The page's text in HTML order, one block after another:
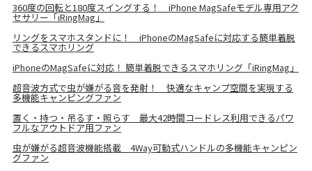
360度の回転と180度スイングする！ iPhone MagSafeモデル専用アク
セサリー「iRingMag」
リングをスマホスタンドに！ iPhoneのMagSafeに対応する簡単着脱
できるスマホリング
iPhoneのMagSafeに対応！ 簡単着脱できるスマホリング「iRingMag」
超音波方式で虫が嫌がる音を発射！ 快適なキャンプ空間を実現する
多機能キャンピングファン
置く・持つ・吊るす・照らす 最大42時間コードレス利用できるパワ
フルなアウトドア用ファン
虫が嫌がる超音波機能搭載 4Way可動式ハンドルの多機能キャンピン
グファン